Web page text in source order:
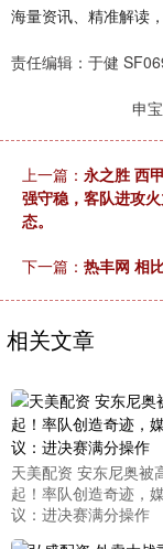
海量资讯、精准解读
责任编辑：于健
申
上一篇： 永之胜 西
强守稳，客队进攻
态。
下一篇： 热丰网 相
相关文章
天美配资 安东尼奥被
起！率队创造奇迹，
议：进决赛满分操作